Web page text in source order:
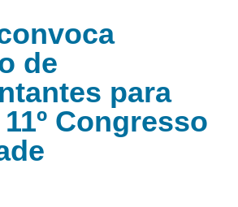
de
para
Congresso